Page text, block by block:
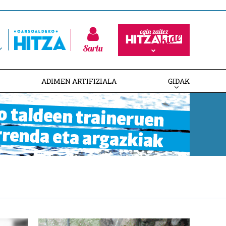
Sartu
ADIMEN ARTIFIZIALA GIDAK